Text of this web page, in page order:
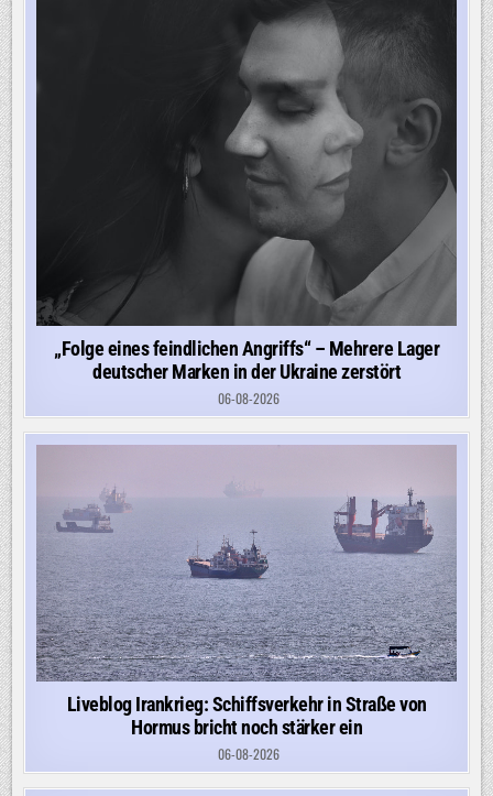
„Folge eines feindlichen Angriffs“ – Mehrere Lager
deutscher Marken in der Ukraine zerstört
06-08-2026
Liveblog Irankrieg: Schiffsverkehr in Straße von
Hormus bricht noch stärker ein
06-08-2026